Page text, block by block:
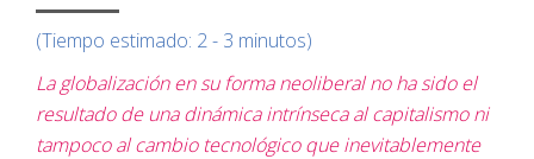
(Tiempo estimado: 2 - 3 minutos)
La globalización en su forma neoliberal no ha sido el
resultado de una dinámica intrínseca al capitalismo ni
tampoco al cambio tecnológico que inevitablemente